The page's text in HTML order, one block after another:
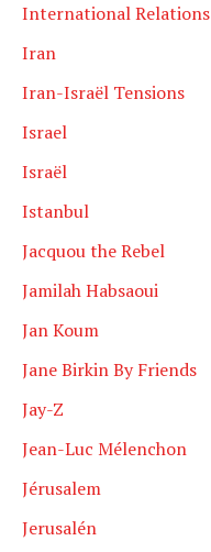
International Relations
Iran
Iran-Israël Tensions
Israel
Israël
Istanbul
Jacquou the Rebel
Jamilah Habsaoui
Jan Koum
Jane Birkin By Friends
Jay-Z
Jean-Luc Mélenchon
Jérusalem
Jerusalén